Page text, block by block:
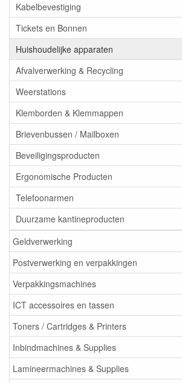
Kabelbevestiging
Tickets en Bonnen
Huishoudelijke apparaten
Afvalverwerking & Recycling
Weerstations
Klemborden & Klemmappen
Brievenbussen / Mailboxen
Beveiligingsproducten
Ergonomische Producten
Telefoonarmen
Duurzame kantineproducten
Geldverwerking
Postverwerking en verpakkingen
Verpakkingsmachines
ICT accessoires en tassen
Toners / Cartridges & Printers
Inbindmachines & Supplies
Lamineermachines & Supplies